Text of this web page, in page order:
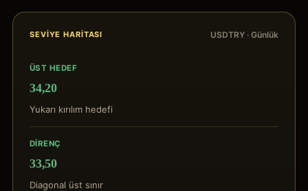
SEVIYE HARITASI USDTRY · Günlük
ÜST HEDEF
34,20
Yukarı kırılım hedefi
DIRENÇ
33,50
Diagonal üst sınır